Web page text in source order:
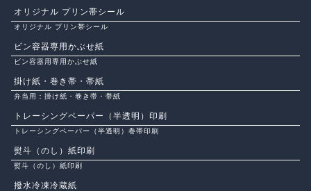
オリジナル プリン帯シール
オリジナル プリン帯シール
ビン容器専用かぶせ紙
ビン容器用専用かぶせ紙
掛け紙・巻き帯・帯紙
弁当用：掛け紙・巻き帯・帯紙
トレーシングペーパー（半透明）印刷
トレーシングペーパー（半透明）巻帯印刷
熨斗（のし）紙印刷
熨斗（のし）紙印刷
撥水冷凍冷蔵紙